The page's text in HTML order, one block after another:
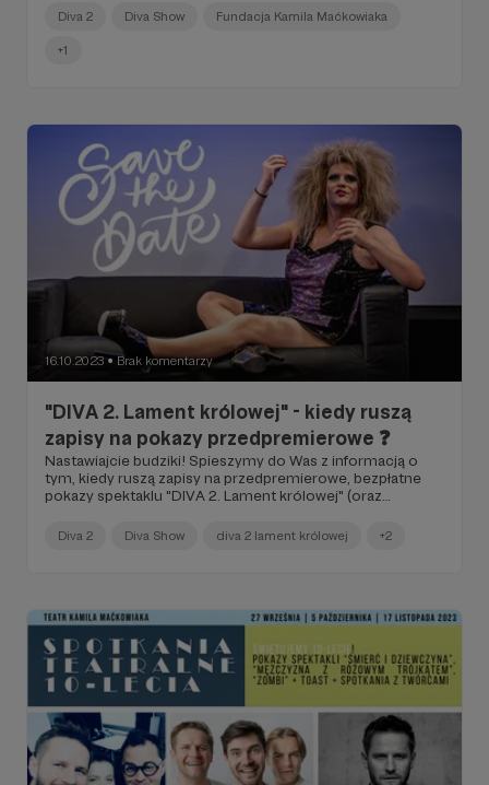
Divą, dzielimy się z Wami dzisiaj małym backstagem z
oficjalnej sesji zdjęciowej do spektaklu 📸
Diva 2 Diva Show Fundacja Kamila Maćkowiaka
+1
16.10.2023 ● Brak komentarzy
"DIVA 2. Lament królowej" - kiedy ruszą
zapisy na pokazy przedpremierowe ❓
Nastawiajcie budziki! Spieszymy do Was z informacją o
tym, kiedy ruszą zapisy na przedpremierowe, bezpłatne
pokazy spektaklu "DIVA 2. Lament królowej" (oraz
Teatru Kameralnego) 📅
Diva 2 Diva Show diva 2 lament królowej +2